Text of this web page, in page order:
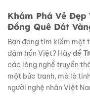
Khám Phá Vẻ Đẹp
Đồng Quê Dát
Bạn đang tìm kiếm một
đậm hồn Việt? Hãy để
các làng nghề truyền
một bức tranh, mà là
người nghệ nhân Việt